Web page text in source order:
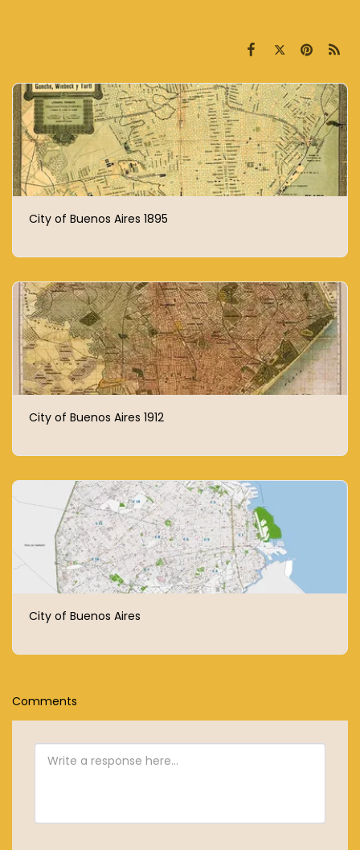
City of Buenos Aires 1895
City of Buenos Aires 1912
City of Buenos Aires
Comments